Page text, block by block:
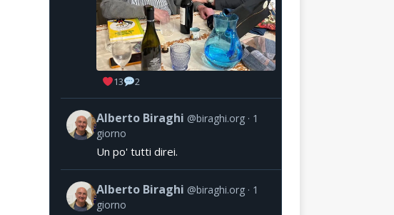
13 2
Alberto Biraghi @biraghi.org
1
giorno
Un po' tutti direi.
Alberto Biraghi @biraghi.org
1
giorno